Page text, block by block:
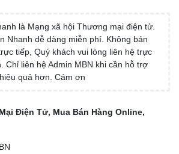
là Mạng xã hội Thương mại điện tử.
Nhanh dễ dàng miễn phí. Không bán
tiếp, Quý khách vui lòng liên hệ trực
Chỉ liên hệ Admin MBN khi cần hỗ trợ
quả hơn. Cám ơn
Điện Tử, Mua Bán Hàng Online,